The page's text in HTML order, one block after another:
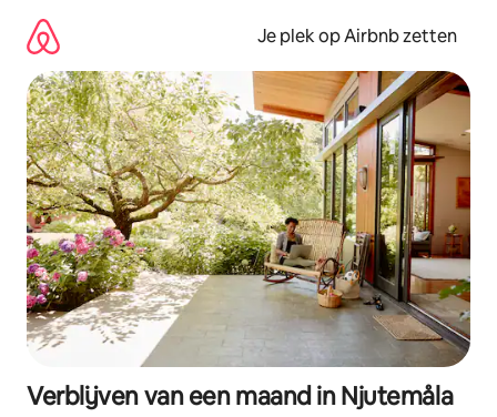
direct
naar
inhoud
Je plek op Airbnb zetten
Verblijven van een maand in Njutemåla